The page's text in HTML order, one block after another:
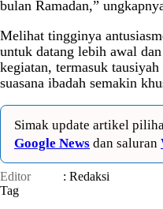
bulan Ramadan,”
Melihat tingginya
untuk datang lebih awal
kegiatan, termasuk
suasana ibadah semakin
Simak update artikel
Google News dan saluran
Editor
: Redaksi
Tag